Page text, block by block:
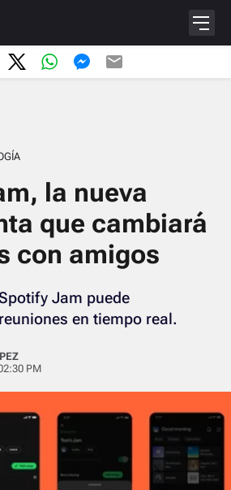
la nueva
que cambiará
con amigos
Jam puede
en tiempo real.
PM